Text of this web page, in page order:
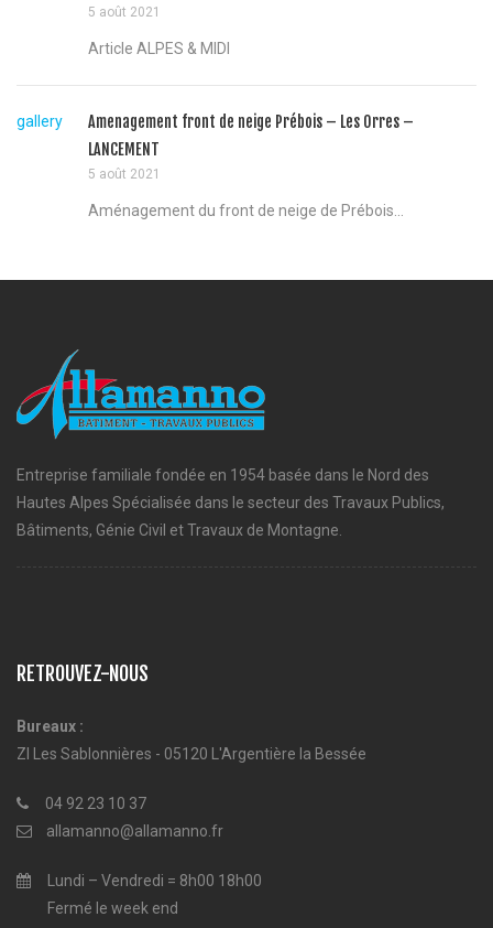
5 août 2021
Article ALPES & MIDI
gallery
Amenagement front de neige Prébois – Les Orres –
LANCEMENT
5 août 2021
Aménagement du front de neige de Prébois...
Entreprise familiale fondée en 1954 basée dans le Nord des
Hautes Alpes Spécialisée dans le secteur des Travaux Publics,
Bâtiments, Génie Civil et Travaux de Montagne.
RETROUVEZ-NOUS
Bureaux :
ZI Les Sablonnières - 05120 L'Argentière la Bessée
04 92 23 10 37
allamanno@allamanno.fr
Lundi – Vendredi = 8h00 18h00
Fermé le week end